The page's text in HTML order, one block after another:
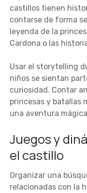
castillos tienen
contarse de forma
leyenda de la
Cardona o las
Usar el storytelling
niños se sientan
curiosidad. Contar
princesas y batallas
una aventura
Juegos y
el castillo
Organizar una
relacionadas con la